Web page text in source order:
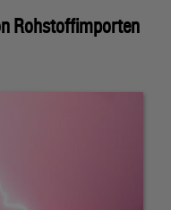
Rohstoffimporten